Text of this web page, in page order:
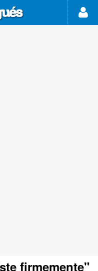
firmemente"